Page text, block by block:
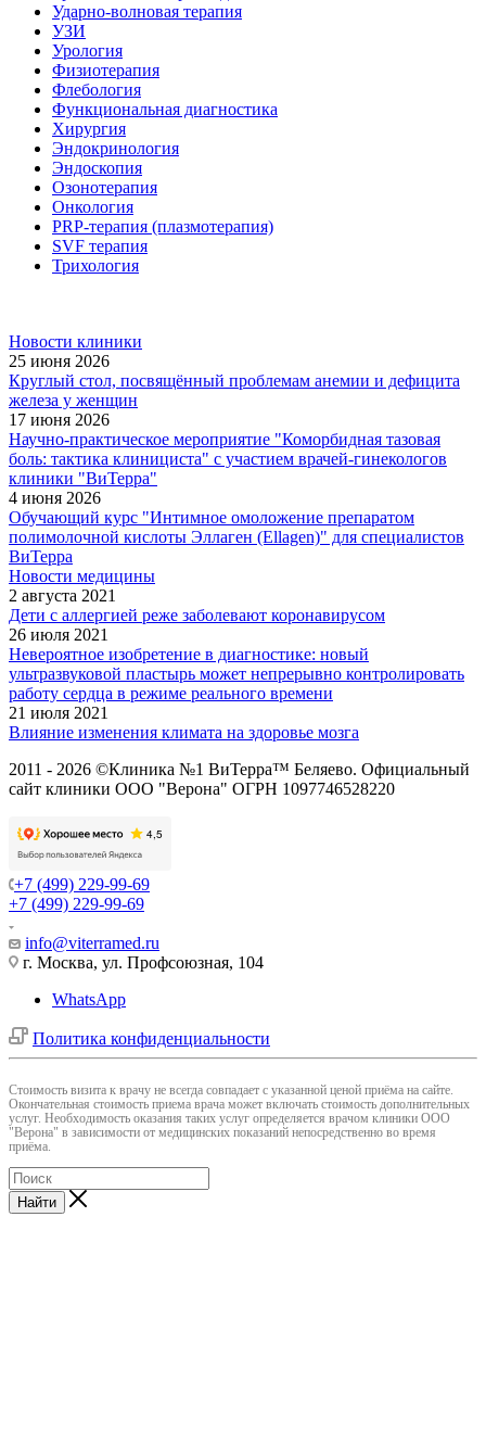
Ударно-волновая терапия
УЗИ
Урология
Физиотерапия
Флебология
Функциональная диагностика
Хирургия
Эндокринология
Эндоскопия
Озонотерапия
Онкология
PRP-терапия (плазмотерапия)
SVF терапия
Трихология
Новости клиники
25 июня 2026
Круглый стол, посвящённый проблемам анемии и дефицита
железа у женщин
17 июня 2026
Научно-практическое мероприятие "Коморбидная тазовая
боль: тактика клинициста" с участием врачей-гинекологов
клиники "ВиТерра"
4 июня 2026
Обучающий курс "Интимное омоложение препаратом
полимолочной кислоты Эллаген (Ellagen)" для специалистов
ВиТерра
Новости медицины
2 августа 2021
Дети с аллергией реже заболевают коронавирусом
26 июля 2021
Невероятное изобретение в диагностике: новый
ультразвуковой пластырь может непрерывно контролировать
работу сердца в режиме реального времени
21 июля 2021
Влияние изменения климата на здоровье мозга
2011 - 2026 ©Клиника №1 ВиТерра™ Беляево. Официальный
сайт клиники ООО "Верона" ОГРН 1097746528220
+7 (499) 229-99-69
+7 (499) 229-99-69
info@viterramed.ru
г. Москва, ул. Профсоюзная, 104
WhatsApp
Политика конфиденциальности
Cтоимость визита к врачу не всегда совпадает с указанной ценой приёма на сайте.
Окончательная стоимость приема врача может включать стоимость дополнительных
услуг. Необходимость оказания таких услуг определяется врачом клиники ООО
"Верона" в зависимости от медицинских показаний непосредственно во время
приёма.
Найти